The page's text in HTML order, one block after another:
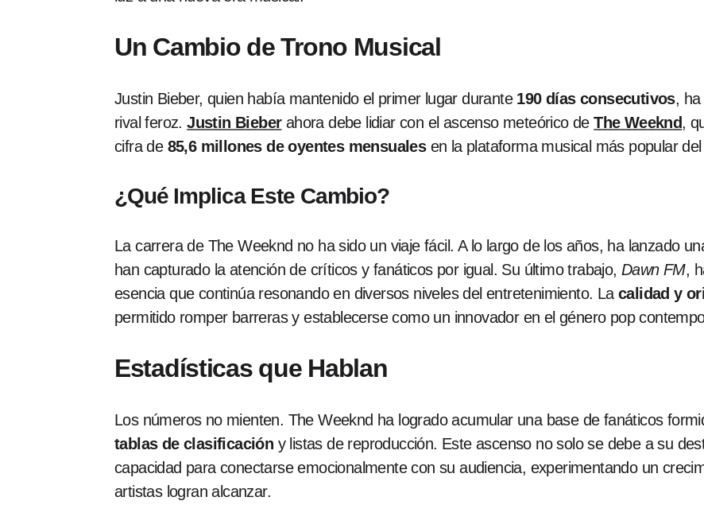
Un Cambio de Trono Musical
Justin Bieber, quien había mantenido el primer lugar durante 190 días consecutivos, ha
rival feroz.Justin Bieberahora debe lidiar con el ascenso meteórico deThe Weeknd,
cifra de 85,6 millones de oyentes mensualesen la plataforma musical más popular
¿Qué Implica Este Cambio?
La carrera de The Weeknd no ha sido un viaje fácil. A lo largo de los años, ha lanzado
han capturado la atención de críticos y fanáticos por igual. Su último trabajo,Dawn FM,
esencia que continúa resonando en diversos niveles del entretenimiento. Lacalidad y
permitido romper barreras y establecerse como un innovador en el género pop
Estadísticas que Hablan
Los números no mienten. The Weeknd ha logrado acumular una base de fanáticos
tablas de clasificación y listas de reproducción. Este ascenso no solo se debe a su
capacidad para conectarse emocionalmente con su audiencia, experimentando un
artistas logran alcanzar.